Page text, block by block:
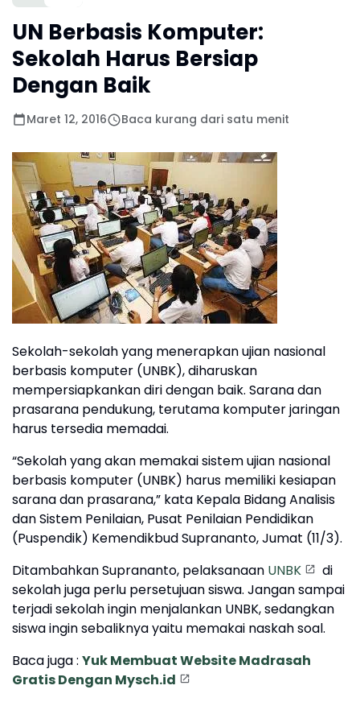
UN Berbasis Komputer:
Sekolah Harus Bersiap
Dengan Baik
Maret 12, 2016 Baca kurang dari satu menit
Sekolah-sekolah yang menerapkan ujian nasional
berbasis komputer (UNBK), diharuskan
mempersiapkankan diri dengan baik. Sarana dan
prasarana pendukung, terutama komputer jaringan
harus tersedia memadai.
“Sekolah yang akan memakai sistem ujian nasional
berbasis komputer (UNBK) harus memiliki kesiapan
sarana dan prasarana,” kata Kepala Bidang Analisis
dan Sistem Penilaian, Pusat Penilaian Pendidikan
(Puspendik) Kemendikbud Suprananto, Jumat (11/3).
Ditambahkan Suprananto, pelaksanaan UNBK
di
sekolah juga perlu persetujuan siswa. Jangan sampai
terjadi sekolah ingin menjalankan UNBK, sedangkan
siswa ingin sebaliknya yaitu memakai naskah soal.
Baca juga : Yuk Membuat Website Madrasah
Gratis Dengan Mysch.id